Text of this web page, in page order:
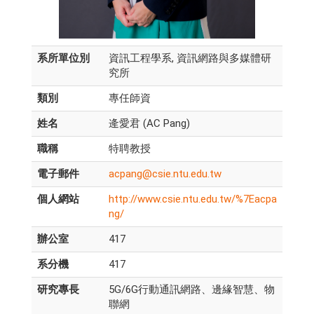
系所單位別
資訊工程學系, 資訊網路與多媒體研
究所
類別
專任師資
姓名
逄愛君 (AC Pang)
職稱
特聘教授
電子郵件
acpang@csie.ntu.edu.tw
個人網站
http://www.csie.ntu.edu.tw/%7Eacpa
ng/
辦公室
417
系分機
417
研究專長
5G/6G行動通訊網路、邊緣智慧、物
聯網